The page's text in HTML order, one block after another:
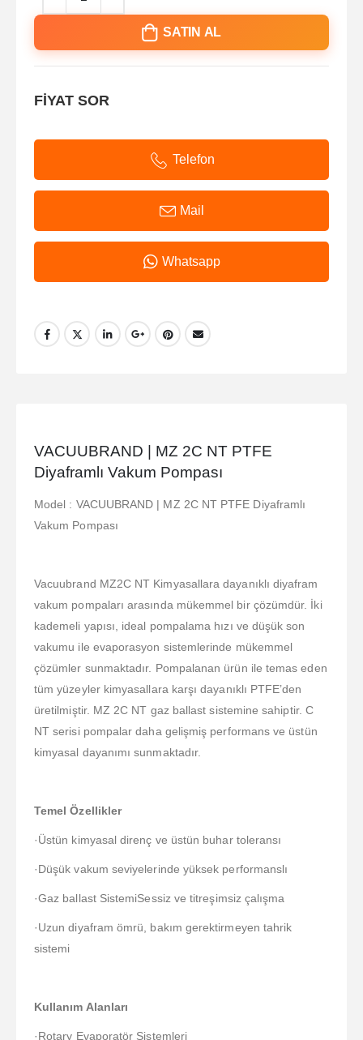
SATIN AL
FİYAT SOR
Telefon
Mail
Whatsapp
VACUUBRAND | MZ 2C NT PTFE
Diyaframlı Vakum Pompası
Model : VACUUBRAND | MZ 2C NT PTFE Diyaframlı
Vakum Pompası
Vacuubrand MZ2C NT Kimyasallara dayanıklı diyafram
vakum pompaları arasında mükemmel bir çözümdür. İki
kademeli yapısı, ideal pompalama hızı ve düşük son
vakumu ile evaporasyon sistemlerinde mükemmel
çözümler sunmaktadır. Pompalanan ürün ile temas eden
tüm yüzeyler kimyasallara karşı dayanıklı PTFE’den
üretilmiştir. MZ 2C NT gaz ballast sistemine sahiptir. C
NT serisi pompalar daha gelişmiş performans ve üstün
kimyasal dayanımı sunmaktadır.
Temel Özellikler
·Üstün kimyasal direnç ve üstün buhar toleransı
·Düşük vakum seviyelerinde yüksek performanslı
·Gaz ballast SistemiSessiz ve titreşimsiz çalışma
·Uzun diyafram ömrü, bakım gerektirmeyen tahrik
sistemi
Kullanım Alanları
·Rotary Evaporatör Sistemleri